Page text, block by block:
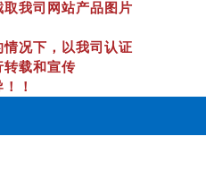
我司网站产品图片
况下，以我司认证
转载和宣传
！